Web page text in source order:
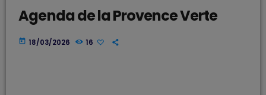
Agenda de la Provence Verte
today 18/03/2026 16